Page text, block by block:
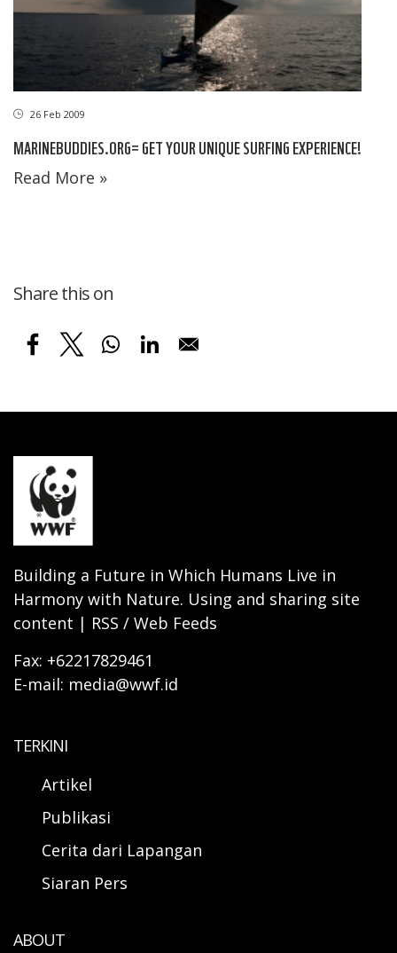
26 Feb 2009
MARINEBUDDIES.ORG= GET YOUR UNIQUE SURFING EXPERIENCE!
Read More »
Share this on
Building a Future in Which Humans Live in
Harmony with Nature. Using and sharing site
content | RSS / Web Feeds
Fax: +62217829461
E-mail: media@wwf.id
TERKINI
Artikel
Publikasi
Cerita dari Lapangan
Siaran Pers
ABOUT